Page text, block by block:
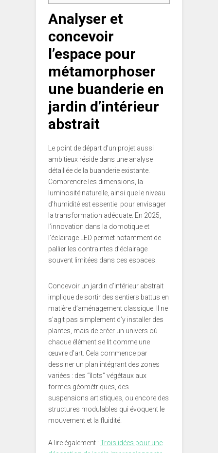
Analyser et
concevoir
l’espace pour
métamorphoser
une buanderie en
jardin d’intérieur
abstrait
Le point de départ d’un projet aussi
ambitieux réside dans une analyse
détaillée de la buanderie existante.
Comprendre les dimensions, la
luminosité naturelle, ainsi que le niveau
d’humidité est essentiel pour envisager
la transformation adéquate. En 2025,
l’innovation dans la domotique et
l’éclairage LED permet notamment de
pallier les contraintes d’éclairage
souvent limitées dans ces espaces.
Concevoir un jardin d’intérieur abstrait
implique de sortir des sentiers battus en
matière d’aménagement classique. Il ne
s’agit pas simplement d’y installer des
plantes, mais de créer un univers où
chaque élément se lit comme une
œuvre d’art. Cela commence par
dessiner un plan intégrant des zones
variées : des “îlots” végétaux aux
formes géométriques, des
suspensions artistiques, ou encore des
structures modulables qui évoquent le
mouvement et la fluidité.
A lire également : Trois idées pour une